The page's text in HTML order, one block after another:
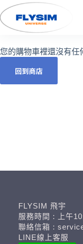
您的購物車裡還沒有任
回到商店
FLYSIM 飛宇
服務時間 : 上午
聯絡信箱 :
LINE線上客服